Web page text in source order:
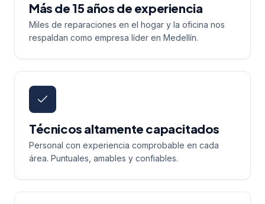
Más de 15 años de experiencia
Miles de reparaciones en el hogar y la oficina nos
respaldan como empresa líder en Medellín.
Técnicos altamente capacitados
Personal con experiencia comprobable en cada
área. Puntuales, amables y confiables.